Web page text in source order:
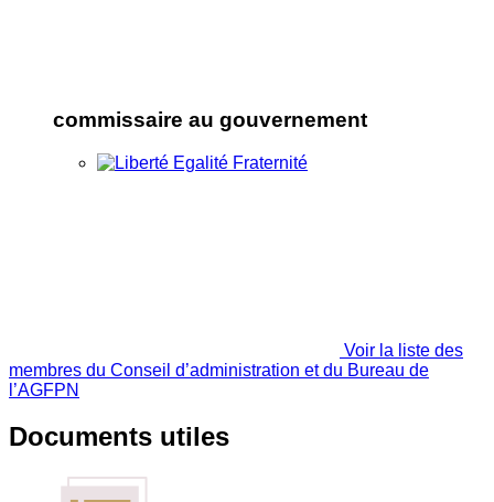
commissaire au gouvernement
Voir la liste des
membres du Conseil d’administration et du Bureau de
l’AGFPN
Documents utiles